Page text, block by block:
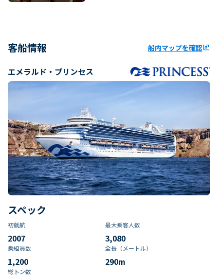
客船情報 船内マップを確認ungroup
エメラルド・プリンセス
スペック
初就航
2007
最大乗客人数
3,080
乗組員数​
1,200
全長（メートル）
290m
総トン数​